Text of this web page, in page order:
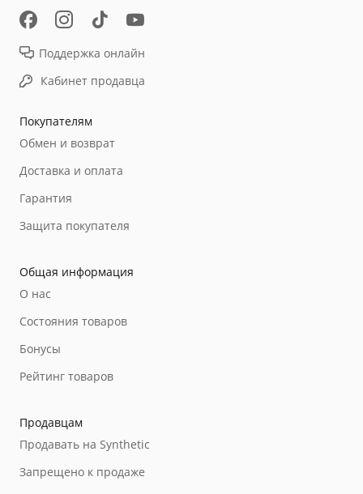
Покупателям
Обмен и возврат
Доставка и оплата
Гарантия
Защита покупателя
Общая информация
О нас
Состояния товаров
Бонусы
Рейтинг товаров
Продавцам
Продавать на Synthetic
Запрещено к продаже
Поддержка онлайн
Кабинет продавца